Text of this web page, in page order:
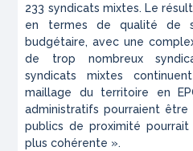
233 syndicats mixtes. Le
en termes de qualité de
budgétaire, avec une
de trop nombreux
syndicats mixtes
maillage du territoire en
administratifs pourraient être
publics de proximité
plus cohérente ».